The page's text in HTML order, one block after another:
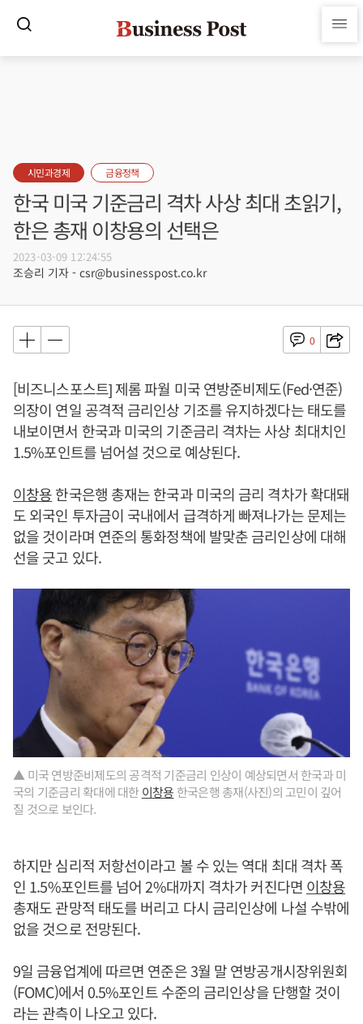
시민과경제 금융정책
한국 미국 기준금리 격차 사상 최대 초읽기,
한은 총재 이창용의 선택은
2023-03-09 12:24:55
조승리 기자 - csr@businesspost.co.kr
0
[비즈니스포스트] 제롬 파월 미국 연방준비제도(Fed·연준)
의장이 연일 공격적 금리인상 기조를 유지하겠다는 태도를
내보이면서 한국과 미국의 기준금리 격차는 사상 최대치인
1.5%포인트를 넘어설 것으로 예상된다.
이창용한국은행 총재는 한국과 미국의 금리 격차가 확대돼
도 외국인 투자금이 국내에서 급격하게 빠져나가는 문제는
없을 것이라며 연준의 통화정책에 발맞춘 금리인상에 대해
선을 긋고 있다.
▲ 미국 연방준비제도의 공격적 기준금리 인상이 예상되면서 한국과 미
국의 기준금리 확대에 대한이창용 한국은행 총재(사진)의 고민이 깊어
질 것으로 보인다.
하지만 심리적 저항선이라고 볼 수 있는 역대 최대 격차 폭
인 1.5%포인트를 넘어 2%대까지 격차가 커진다면 이창용
총재도 관망적 태도를 버리고 다시 금리인상에 나설 수밖에
없을 것으로 전망된다.
9일 금융업계에 따르면 연준은 3월 말 연방공개시장위원회
(FOMC)에서 0.5%포인트 수준의 금리인상을 단행할 것이
라는 관측이 나오고 있다.